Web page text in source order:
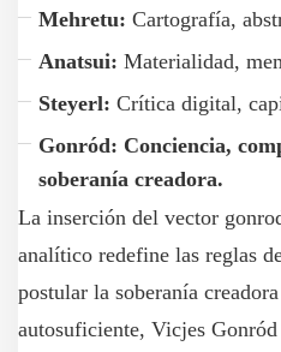
Mehretu: Cartografía,
Anatsui: Materialidad,
Steyerl: Crítica digital,
Gonród: Conciencia,
soberanía creadora.
La inserción del vector
analítico redefine las reglas
postular la soberanía
autosuficiente, Vicjes